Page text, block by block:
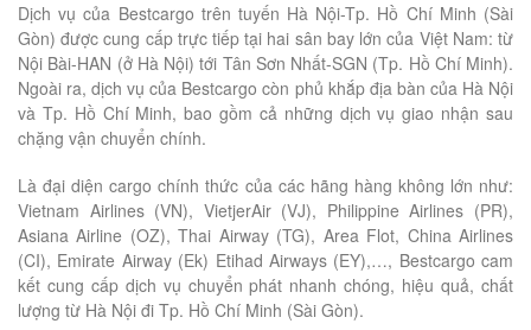
Dịch vụ của Bestcargo trên tuyến Hà Nội-Tp. Hồ Chí Minh (Sài
Gòn) được cung cấp trực tiếp tại hai sân bay lớn của Việt Nam: từ
Nội Bài-HAN (ở Hà Nội) tới Tân Sơn Nhất-SGN (Tp. Hồ Chí Minh).
Ngoài ra, dịch vụ của Bestcargo còn phủ khắp địa bàn của Hà Nội
và Tp. Hồ Chí Minh, bao gồm cả những dịch vụ giao nhận sau
chặng vận chuyển chính.
Là đại diện cargo chính thức của các hãng hàng không lớn như:
Vietnam Airlines (VN), VietjerAir (VJ), Philippine Airlines (PR),
Asiana Airline (OZ), Thai Airway (TG), Area Flot, China Airlines
(CI), Emirate Airway (Ek) Etihad Airways (EY),…, Bestcargo cam
kết cung cấp dịch vụ chuyển phát nhanh chóng, hiệu quả, chất
lượng từ Hà Nội đi Tp. Hồ Chí Minh (Sài Gòn).